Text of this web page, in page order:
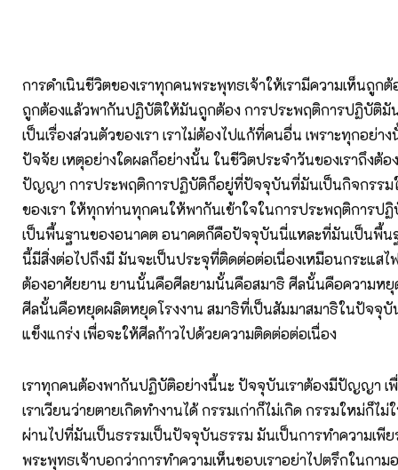
การดำเนินชีวิตของเราทุกคนพระพุทธเจ้าให้เรามีความเห็นถูกต้
ถูกต้องแล้วพากันปฏิบัติให้มันถูกต้อง การประพฤติการปฏิบัติมัน
เป็นเรื่องส่วนตัวของเรา เราไม่ต้องไปแก้ที่คนอื่น เพราะทุกอย่า
ปัจจัย เหตุอย่างใดผลก็อย่างนั้น ในชีวิตประจำวันของเราถึงต้อ
ปัญญา การประพฤติการปฏิบัติก็อยู่ที่ปัจจุบันที่มันเป็นกิจกรรม
ของเรา ให้ทุกท่านทุกคนให้พากันเข้าใจในการประพฤติการป
เป็นพื้นฐานของอนาคต อนาคตก็คือปัจจุบันนี่แหละที่มันเป็นพื้นฐ
นี้มีสิ่งต่อไปถึงมี มันจะเป็นประจุที่ติดต่อต่อเนื่องเหมือนกระแสไ
ต้องอาศัยยาน ยานนั้นคือศีลยามนั้นคือสมาธิ ศีลนั้นคือความห
ศีลนั้นคือหยุดผลิตหยุดโรงงาน สมาธิที่เป็นสัมมาสมาธิในปัจจุบั
แข็งแกร่ง เพื่อจะให้ศีลก้าวไปด้วยความติดต่อต่อเนื่อง
เราทุกคนต้องพากันปฏิบัติอย่างนี้นะ ปัจจุบันเราต้องมีปัญญา เ
เราเวียนว่ายตายเกิดทำงานได้ กรรมเก่าก็ไม่เกิด กรรมใหม่ก็ไม่
ผ่านไปที่มันเป็นธรรมเป็นปัจจุบันธรรม มันเป็นการทำความเพี
พระพุทธเจ้าบอกว่าการทำความเห็นชอบเราอย่าไปตรึกในกาม